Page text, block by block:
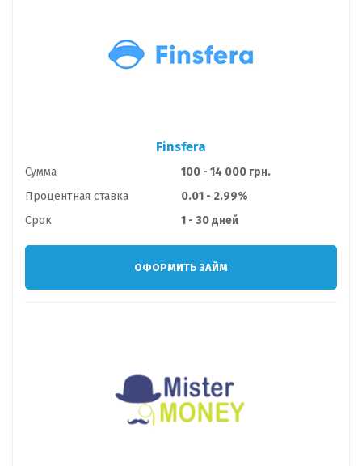
Finsfera
Сумма
100 - 14 000 грн.
Процентная ставка
0.01 - 2.99%
Срок
1 - 30 дней
ОФОРМИТЬ ЗАЙМ